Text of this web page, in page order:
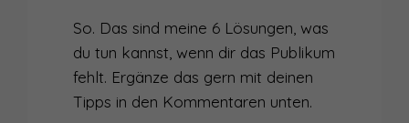
So. Das sind meine 6 Lösungen, was
du tun kannst, wenn dir das Publikum
fehlt. Ergänze das gern mit deinen
Tipps in den Kommentaren unten.